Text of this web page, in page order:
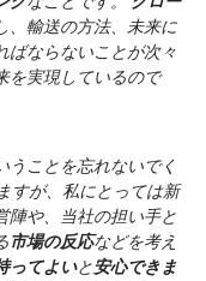
、輸送の方法、未来に
ばならないことが次々
を実現しているので
うことを忘れないでく
すが、私にとっては新
陣や、当社の担い手と
市場の反応などを考え
ってよいと安心できま